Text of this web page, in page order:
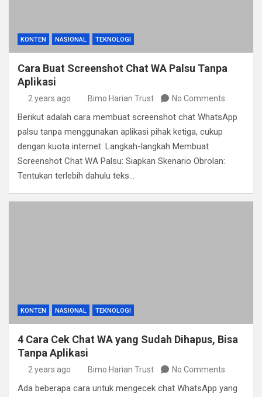
KONTEN NASIONAL TEKNOLOGI
Cara Buat Screenshot Chat WA Palsu Tanpa
Aplikasi
2 years ago Bimo Harian Trust No Comments
Berikut adalah cara membuat screenshot chat WhatsApp
palsu tanpa menggunakan aplikasi pihak ketiga, cukup
dengan kuota internet: Langkah-langkah Membuat
Screenshot Chat WA Palsu: Siapkan Skenario Obrolan:
Tentukan terlebih dahulu teks…
KONTEN NASIONAL TEKNOLOGI
4 Cara Cek Chat WA yang Sudah Dihapus, Bisa
Tanpa Aplikasi
2 years ago Bimo Harian Trust No Comments
Ada beberapa cara untuk mengecek chat WhatsApp yang